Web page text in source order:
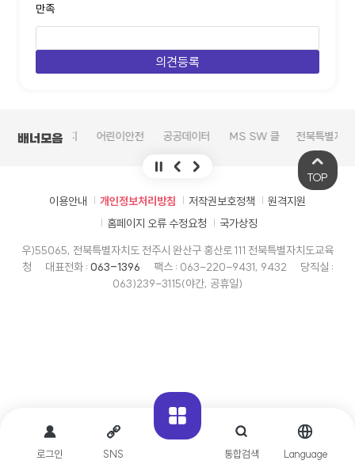
로그인 SNS 통합검색 Language
만족
배너모음
학교안전지
어린이안전
공공데이터
MS SW 클
전북특별자
치도교육청
고교학점제
이용안내 개인정보처리방침 저작권보호정책
원격지원
홈페이지 오류 수정요청
국가상징
우)55065, 전북특별자치도 전주시 완산구 홍산로 111 전북특별자치도교육
청
대표전화 : 063-1396 팩스 : 063-220-9431, 9432
당직실 :
063)239-3115(야간, 공휴일)
TOP